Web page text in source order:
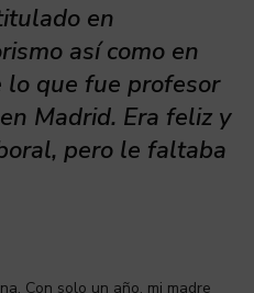
en
así como en
lo que fue profesor
Madrid. Era feliz y
pero le faltaba
Con solo un año, mi madre